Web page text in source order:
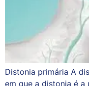
Distonia primária A
em que a distonia é a